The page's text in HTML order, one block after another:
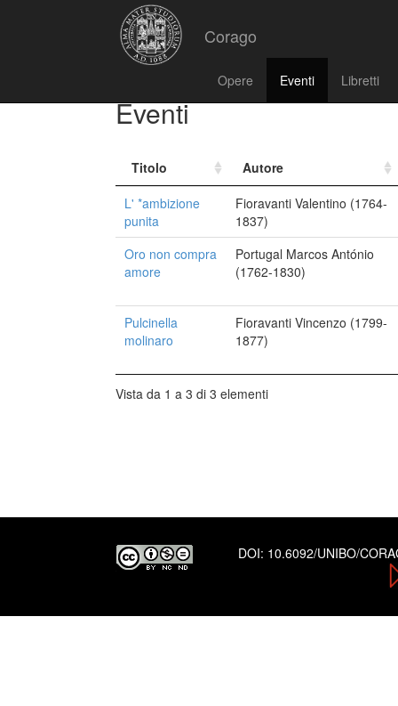
Corago
Opere Eventi Libretti
Eventi
Titolo
Autore
L' *ambizione
punita
Fioravanti Valentino (1764-
1837)
Oro non compra
amore
Portugal Marcos António
(1762-1830)
Pulcinella
molinaro
Fioravanti Vincenzo (1799-
1877)
Vista da 1 a 3 di 3 elementi
DOI: 10.6092/UNIBO/